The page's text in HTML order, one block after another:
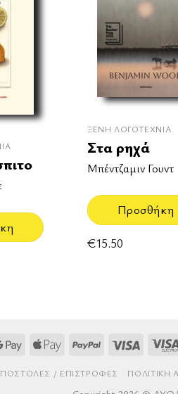
ΞΈΝΗ ΛΟΓΟΤΕΧΝΊΑ
Στα ρηχά
Μπέντζαμιν Γουντ
Προσθήκη
€15.50
Google Apple
PayPal Visa
/ ΕΠΙΣΤΡΟΦΈΣ ΠΟΛΙΤΙΚΉ